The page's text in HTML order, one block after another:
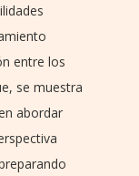
entre los
se muestra
abordar